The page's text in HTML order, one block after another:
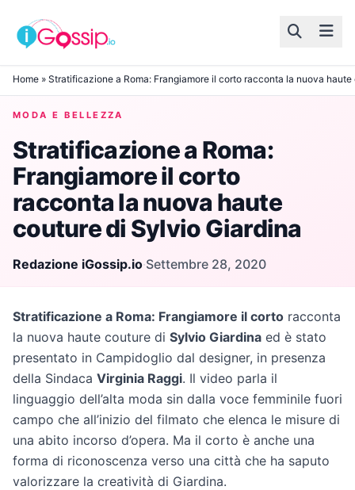
Skip to content
Home » Stratificazione a Roma: Frangiamore il corto racconta la nuova
MODA E BELLEZZA
Stratificazione a Roma:
Frangiamore il corto
racconta la nuova haute
couture di Sylvio Giardina
Redazione iGossip.io·Settembre 28, 2020
Stratificazione a Roma: Frangiamore il corto racconta
la nuova haute couture di Sylvio Giardina ed è stato
presentato in Campidoglio dal designer, in presenza
della Sindaca Virginia Raggi. Il video parla il
linguaggio dell’alta moda sin dalla voce femminile fuori
campo che all’inizio del filmato che elenca le misure di
una abito incorso d’opera. Ma il corto è anche una
forma di riconoscenza verso una città che ha saputo
valorizzare la creatività di Giardina.